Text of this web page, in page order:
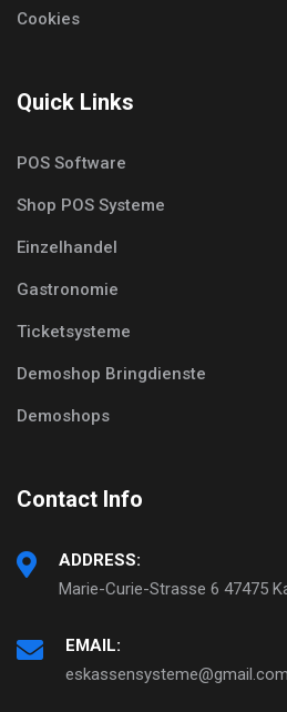
Cookies
Quick Links
POS Software
Shop POS Systeme
Einzelhandel
Gastronomie
Ticketsysteme
Demoshop Bringdienste
Demoshops
Contact Info
ADDRESS:
Marie-Curie-Strasse 6 47475
EMAIL:
eskassensysteme@gmail.com